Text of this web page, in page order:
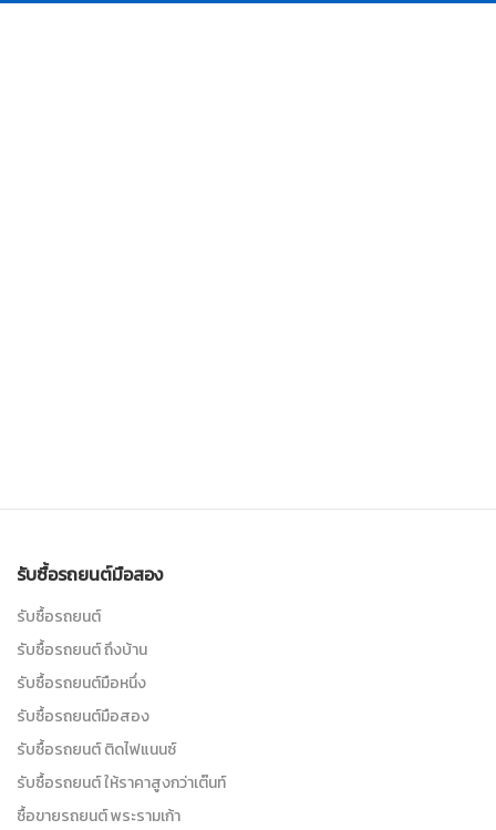
รับซื้อรถยนต์มือสอง
รับซื้อรถยนต์
รับซื้อรถยนต์ ถึงบ้าน
รับซื้อรถยนต์มือหนึ่ง
รับซื้อรถยนต์มือสอง
รับซื้อรถยนต์ ติดไฟแนนซ์
รับซื้อรถยนต์ ให้ราคาสูงกว่าเต๊นท์
ซื้อขายรถยนต์ พระรามเก้า